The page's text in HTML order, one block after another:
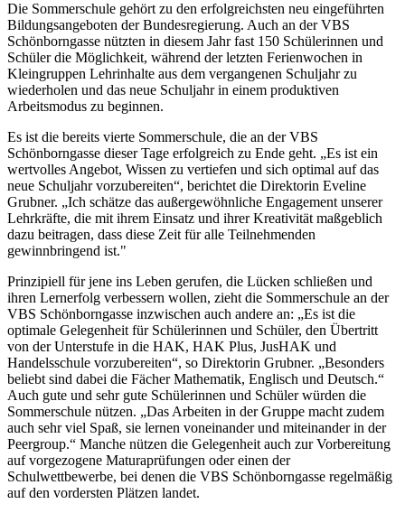
Die Sommerschule gehört zu den erfolgreichsten neu eingeführten
Bildungsangeboten der Bundesregierung. Auch an der VBS
Schönborngasse nützten in diesem Jahr fast 150 Schülerinnen und
Schüler die Möglichkeit, während der letzten Ferienwochen in
Kleingruppen Lehrinhalte aus dem vergangenen Schuljahr zu
wiederholen und das neue Schuljahr in einem produktiven
Arbeitsmodus zu beginnen.
Es ist die bereits vierte Sommerschule, die an der VBS
Schönborngasse dieser Tage erfolgreich zu Ende geht. „Es ist ein
wertvolles Angebot, Wissen zu vertiefen und sich optimal auf das
neue Schuljahr vorzubereiten“, berichtet die Direktorin Eveline
Grubner. „Ich schätze das außergewöhnliche Engagement unserer
Lehrkräfte, die mit ihrem Einsatz und ihrer Kreativität maßgeblich
dazu beitragen, dass diese Zeit für alle Teilnehmenden
gewinnbringend ist."
Prinzipiell für jene ins Leben gerufen, die Lücken schließen und
ihren Lernerfolg verbessern wollen, zieht die Sommerschule an der
VBS Schönborngasse inzwischen auch andere an: „Es ist die
optimale Gelegenheit für Schülerinnen und Schüler, den Übertritt
von der Unterstufe in die HAK, HAK Plus, JusHAK und
Handelsschule vorzubereiten“, so Direktorin Grubner. „Besonders
beliebt sind dabei die Fächer Mathematik, Englisch und Deutsch.“
Auch gute und sehr gute Schülerinnen und Schüler würden die
Sommerschule nützen. „Das Arbeiten in der Gruppe macht zudem
auch sehr viel Spaß, sie lernen voneinander und miteinander in der
Peergroup.“ Manche nützen die Gelegenheit auch zur Vorbereitung
auf vorgezogene Maturaprüfungen oder einen der
Schulwettbewerbe, bei denen die VBS Schönborngasse regelmäßig
auf den vordersten Plätzen landet.